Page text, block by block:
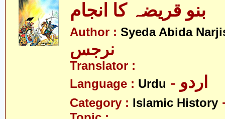
بنو قریضہ کا انجام
Author : Syeda Abida
نرجس
Translator :
Language : Urdu - اردو
Category : Islamic History